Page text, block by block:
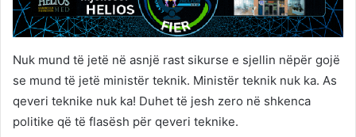
Nuk mund të jetë në asnjë rast sikurse e sjellin nëpër gojë
se mund të jetë ministër teknik. Ministër teknik nuk ka. As
qeveri teknike nuk ka! Duhet të jesh zero në shkenca
politike që të flasësh për qeveri teknike.